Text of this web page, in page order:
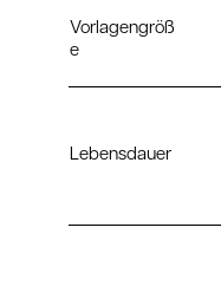
Vorlagengröß
e
Lebensdauer